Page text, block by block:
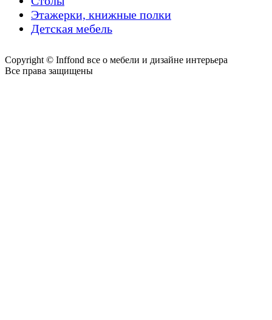
Этажерки, книжные полки
Детская мебель
Copyright © Inffond все о мебели и дизайне интерьера
Все права защищены